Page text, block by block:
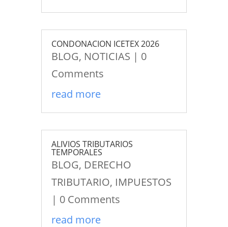
CONDONACION ICETEX 2026
BLOG, NOTICIAS | 0
Comments
read more
ALIVIOS TRIBUTARIOS
TEMPORALES
BLOG, DERECHO
TRIBUTARIO, IMPUESTOS
| 0 Comments
read more